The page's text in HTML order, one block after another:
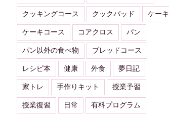
クッキングコース クックパッド ケーキ
ケーキコース コアクロス パン
パン以外の食べ物 ブレッドコース
レシピ本 健康 外食 夢日記
家トレ 手作りキット 授業予習
授業復習 日常 有料プログラム